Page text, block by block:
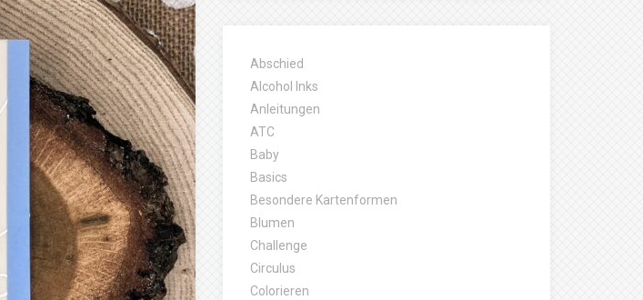
Abschied
Alcohol Inks
Anleitungen
ATC
Baby
Basics
Besondere Kartenformen
Blumen
Challenge
Circulus
Colorieren